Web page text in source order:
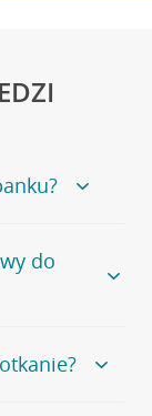
na
się
do
numeru